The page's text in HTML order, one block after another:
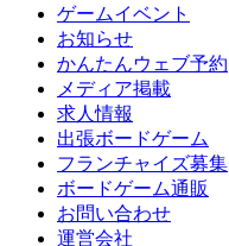
ゲームイベント
お知らせ
かんたんウェブ予約
メディア掲載
求人情報
出張ボードゲーム
フランチャイズ募集
ボードゲーム通販
お問い合わせ
運営会社